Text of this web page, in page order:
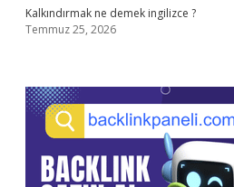
Kalkındırmak ne demek ingilizce ?
Temmuz 25, 2026